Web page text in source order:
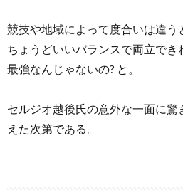
競技や地域によって度合いは違
ちょうどいいバランスで両立でき
最強なんじゃないの? と。
セルジオ越後氏の意外な一面に
えた次第である。